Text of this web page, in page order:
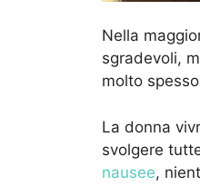
Nella
sgradevoli,
molto
La donna
svolgere
nausee,